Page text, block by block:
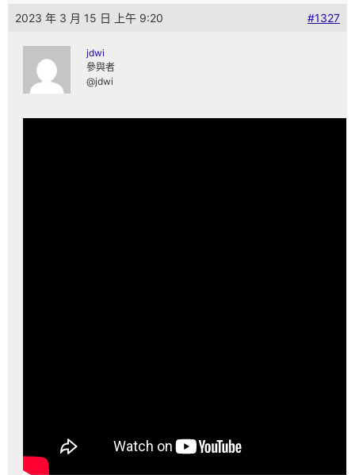
2023 年 3 月 15 日 上午 9:20 #1327
jdwi
參與者
@jdwi